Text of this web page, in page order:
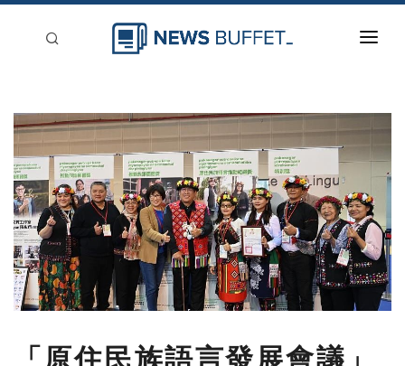
新聞稿分類
登入
刊登